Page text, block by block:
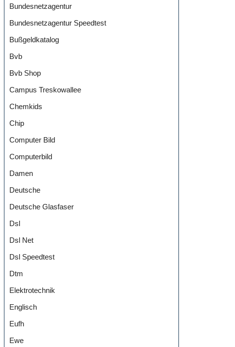
Bundesnetzagentur
Bundesnetzagentur Speedtest
Bußgeldkatalog
Bvb
Bvb Shop
Campus Treskowallee
Chemkids
Chip
Computer Bild
Computerbild
Damen
Deutsche
Deutsche Glasfaser
Dsl
Dsl Net
Dsl Speedtest
Dtm
Elektrotechnik
Englisch
Eufh
Ewe